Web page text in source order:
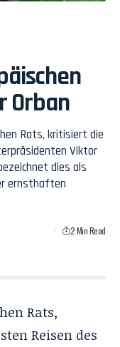
Orban
Rats, kritisiert die
Viktor
dies als
ernsthaften
2 Min Read
Rats,
Reisen des